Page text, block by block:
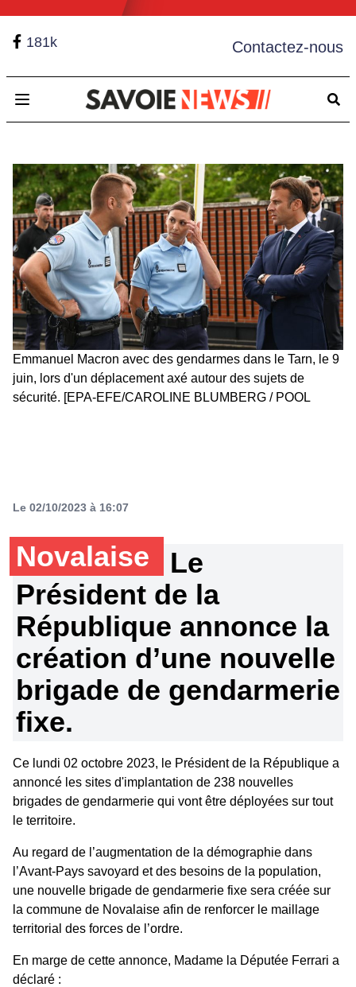
181k Contactez-nous
Open main menu
Emmanuel Macron avec des gendarmes dans le Tarn, le 9
juin, lors d'un déplacement axé autour des sujets de
sécurité. [EPA-EFE/CAROLINE BLUMBERG / POOL
Le 02/10/2023 à 16:07
Novalaise
Le
Président de la
République annonce la
création d’une nouvelle
brigade de gendarmerie
fixe.
Ce lundi 02 octobre 2023, le Président de la République a
annoncé les sites d'implantation de 238 nouvelles
brigades de gendarmerie qui vont être déployées sur tout
le territoire.
Au regard de l’augmentation de la démographie dans
l’Avant-Pays savoyard et des besoins de la population,
une nouvelle brigade de gendarmerie fixe sera créée sur
la commune de Novalaise afin de renforcer le maillage
territorial des forces de l’ordre.
En marge de cette annonce, Madame la Députée Ferrari a
déclaré :